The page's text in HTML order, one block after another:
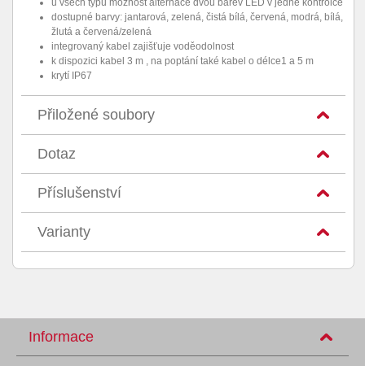
u všech typů možnost alternace dvou barev LED v jedné kontrolce
dostupné barvy: jantarová, zelená, čistá bílá, červená, modrá, bílá,
žlutá a červená/zelená
integrovaný kabel zajišťuje voděodolnost
k dispozici kabel 3 m , na poptání také kabel o délce1 a 5 m
krytí IP67
Přiložené soubory
Dotaz
Příslušenství
Varianty
Informace